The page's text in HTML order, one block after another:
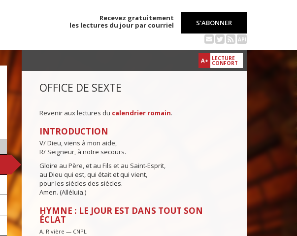
Recevez gratuitement
les lectures du jour par courriel
S'ABONNER
API
A+ LECTURE
CONFORT
OFFICE DE SEXTE
Revenir aux lectures du calendrier romain.
INTRODUCTION
V/ Dieu, viens à mon aide,
R/ Seigneur, à notre secours.
Gloire au Père, et au Fils et au Saint-Esprit,
au Dieu qui est, qui était et qui vient,
pour les siècles des siècles.
Amen. (Alléluia.)
HYMNE : LE JOUR EST DANS TOUT SON
ÉCLAT
A. Rivière — CNPL